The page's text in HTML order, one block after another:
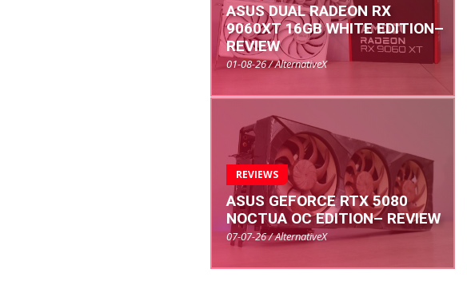
ASUS DUAL RADEON RX
9060XT 16GB WHITE EDITION–
REVIEW
01-08-26 / AlternativeX
REVIEWS
ASUS GEFORCE RTX 5080
NOCTUA OC EDITION– REVIEW
07-07-26 / AlternativeX